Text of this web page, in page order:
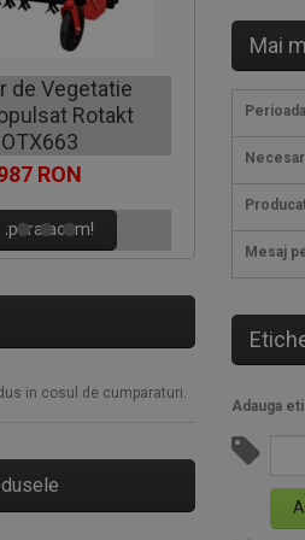
Mai
Mesaj
Adauga
de Vegetatie
Rotakt
RON
acum!
in cosul de cumparaturi.